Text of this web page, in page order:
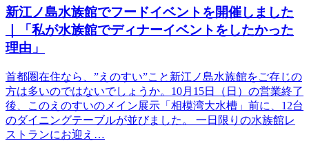
新江ノ島水族館でフードイベントを開催しました
｜「私が水族館でディナーイベントをしたかった
理由」
首都圏在住なら、”えのすい”こと新江ノ島水族館をご存じの
方は多いのではないでしょうか。10月15日（日）の営業終了
後、このえのすいのメイン展示「相模湾大水槽」前に、12台
のダイニングテーブルが並びました。 一日限りの水族館レ
ストランにお迎え…